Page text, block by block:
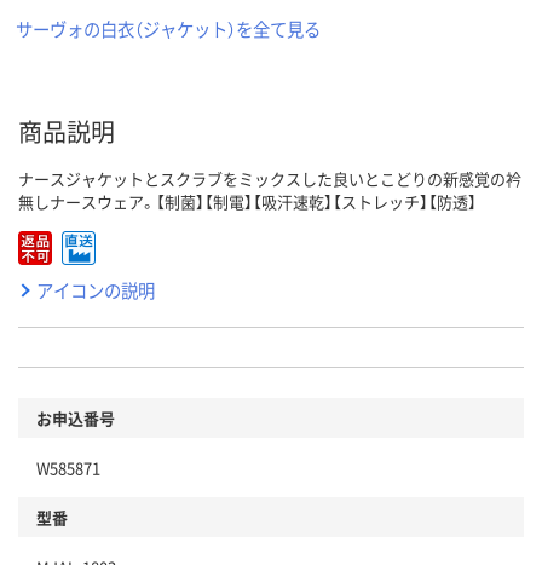
サーヴォの白衣（ジャケット）を全て見る
商品説明
ナースジャケットとスクラブをミックスした良いとこどりの新感覚の衿
無しナースウェア。【制菌】【制電】【吸汗速乾】【ストレッチ】【防透】
アイコンの説明
お申込番号
W585871
型番